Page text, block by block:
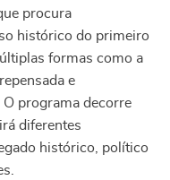
procura
histórico do primeiro
formas como a
e
O programa decorre
diferentes
histórico, político